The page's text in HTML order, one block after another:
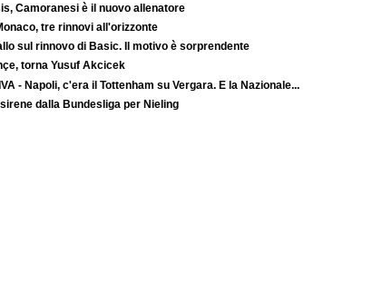
Camoranesi è il nuovo allenatore
tre rinnovi all'orizzonte
sul rinnovo di Basic. Il motivo è sorprendente
torna Yusuf Akcicek
- Napoli, c'era il Tottenham su Vergara. E la Nazionale...
dalla Bundesliga per Nieling